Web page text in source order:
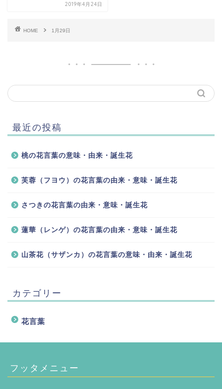
2019年4月24日
HOME 1月29日
最近の投稿
桃の花言葉の意味・由来・誕生花
芙蓉（フヨウ）の花言葉の由来・意味・誕生花
さつきの花言葉の由来・意味・誕生花
蓮華（レンゲ）の花言葉の由来・意味・誕生花
山茶花（サザンカ）の花言葉の意味・由来・誕生花
カテゴリー
花言葉
フッタメニュー